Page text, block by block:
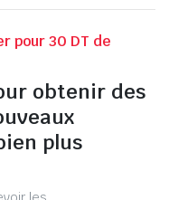
pour 30 DT de
obtenir des
plus